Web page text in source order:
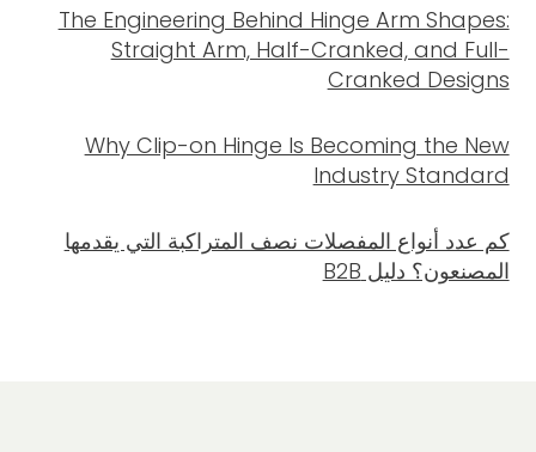
The Engineering Behind Hinge Arm Shapes:
Straight Arm, Half-Cranked, and Full-
Cranked Designs
Why Clip-on Hinge Is Becoming the New
Industry Standard
كم عدد أنواع المفصلات نصف المتراكبة التي يقدمها
المصنعون؟ دليل B2B